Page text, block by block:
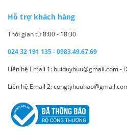
Hỗ trợ khách hàng
Thời gian từ 8:00 - 18:30
024 32 191 135 - 0983.49.67.69
Liên hệ Email 1: buiduyhuu@gmail.com -
Liên hệ Email 2: